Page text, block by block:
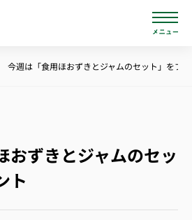
今週は「食用ほおずきとジャムのセット」をプ
おずきとジャムのセッ
ト